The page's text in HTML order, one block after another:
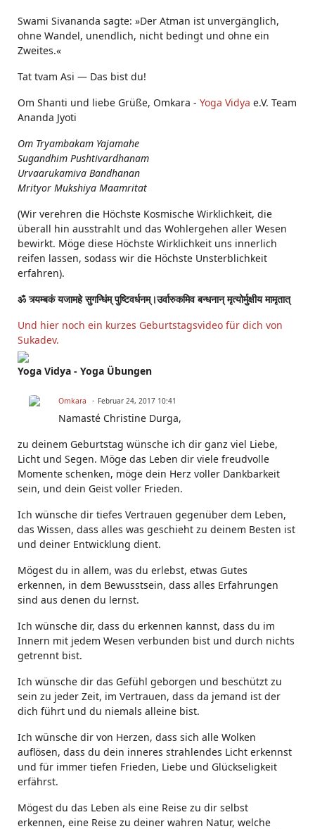
Swami Sivananda sagte: »Der Atman ist unvergänglich,
ohne Wandel, unendlich, nicht bedingt und ohne ein
Zweites.«
Tat tvam Asi ― Das bist du!
Om Shanti und liebe Grüße, Omkara - Yoga Vidya e.V. Team
Ananda Jyoti
Om Tryambakam Yajamahe
Sugandhim Pushtivardhanam
Urvaarukamiva Bandhanan
Mrityor Mukshiya Maamritat
(Wir verehren die Höchste Kosmische Wirklichkeit, die
überall hin ausstrahlt und das Wohlergehen aller Wesen
bewirkt. Möge diese Höchste Wirklichkeit uns innerlich
reifen lassen, sodass wir die Höchste Unsterblichkeit
erfahren).
ॐ त्र्यम्बकं यजामहे सुगन्धिंम् पुष्टिवर्धनम्।उर्वारुकमिव बन्धनान् मृत्योर्मुक्षीय मामृतात्
Und hier noch ein kurzes Geburtstagsvideo für dich von
Sukadev.
Yoga Vidya - Yoga Übungen
Omkara Februar 24, 2017 10:41
Namasté Christine Durga,
zu deinem Geburtstag wünsche ich dir ganz viel Liebe,
Licht und Segen. Möge das Leben dir viele freudvolle
Momente schenken, möge dein Herz voller Dankbarkeit
sein, und dein Geist voller Frieden.
Ich wünsche dir tiefes Vertrauen gegenüber dem Leben,
das Wissen, dass alles was geschieht zu deinem Besten ist
und deiner Entwicklung dient.
Mögest du in allem, was du erlebst, etwas Gutes
erkennen, in dem Bewusstsein, dass alles Erfahrungen
sind aus denen du lernst.
Ich wünsche dir, dass du erkennen kannst, dass du im
Innern mit jedem Wesen verbunden bist und durch nichts
getrennt bist.
Ich wünsche dir das Gefühl geborgen und beschützt zu
sein zu jeder Zeit, im Vertrauen, dass da jemand ist der
dich führt und du niemals alleine bist.
Ich wünsche dir von Herzen, dass sich alle Wolken
auflösen, dass du dein inneres strahlendes Licht erkennst
und für immer tiefen Frieden, Liebe und Glückseligkeit
erfährst.
Mögest du das Leben als eine Reise zu dir selbst
erkennen, eine Reise zu deiner wahren Natur, welche